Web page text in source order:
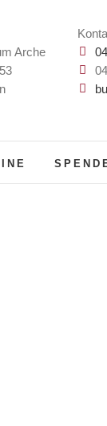
Arche